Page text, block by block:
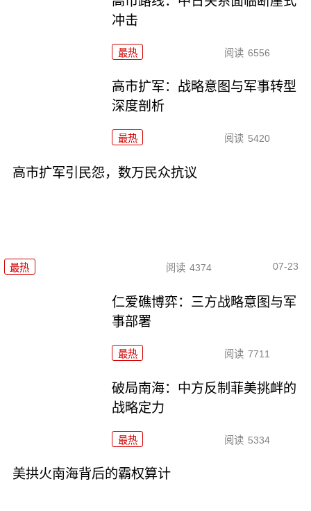
冲击
最热 阅读 6556
高市扩军：战略意图与军事转型
深度剖析
最热 阅读 5420
高市扩军引民怨，数万民众抗议
最热 阅读 4374 07-23
仁爱礁博弈：三方战略意图与军
事部署
最热 阅读 7711
破局南海：中方反制菲美挑衅的
战略定力
最热 阅读 5334
美拱火南海背后的霸权算计